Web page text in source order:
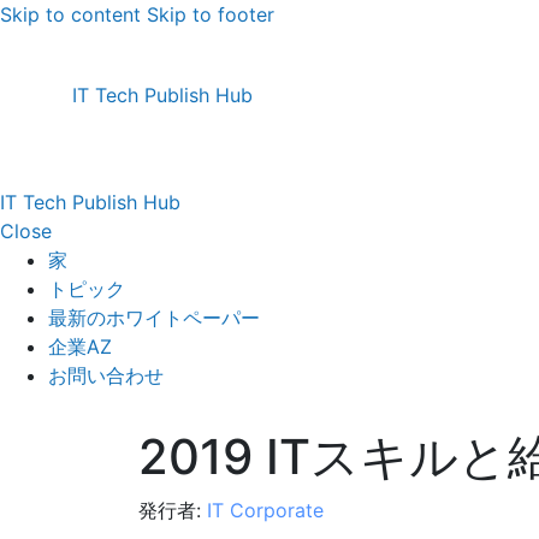
Skip to content Skip to footer
IT Tech Publish Hub
IT Tech Publish Hub
Close
家
トピック
最新のホワイトペーパー
企業AZ
お問い合わせ
2019 ITスキルと
発行者: IT Corporate